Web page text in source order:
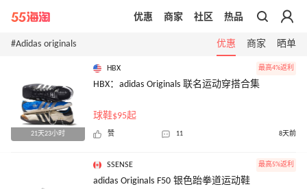
带你去官网买正品
优惠 商家 社区 热品
#Adidas originals 优惠 商家 晒单
21天23小时
HBX 最高4%返利
HBX：adidas Originals 联名运动穿搭合集
球鞋$95起
赞 11 8天前
SSENSE 最高5%返利
adidas Originals F50 银色跆拳道运动鞋